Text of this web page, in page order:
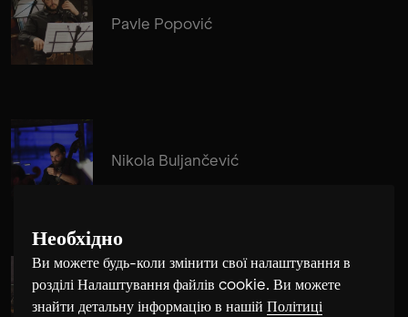
Необхідно
Ви можете будь-коли змінити свої налаштування в
розділі Налаштування файлів cookie. Ви можете
знайти детальну інформацію в нашій Політиці
Pavle Popović
Nikola Buljančević
Alma Su Baute